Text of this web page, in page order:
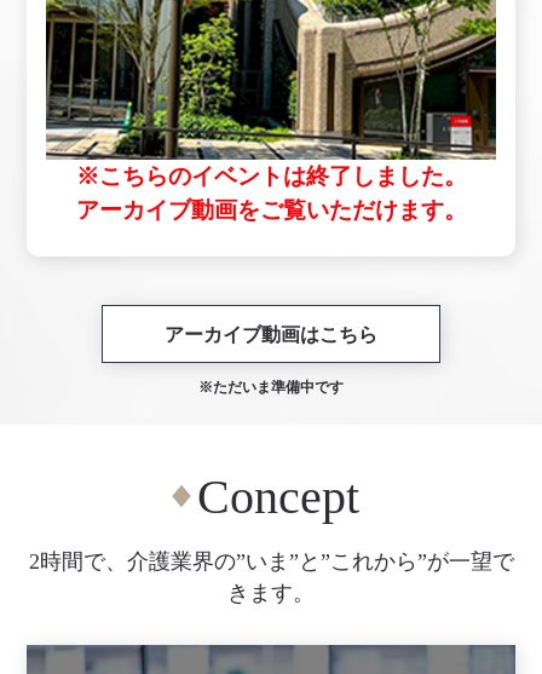
※こちらのイベントは終了しました。
アーカイブ動画をご覧いただけます。
アーカイブ動画はこちら
※ただいま準備中です
Concept
2時間で、介護業界の”いま”と”これから”が一望で
きます。